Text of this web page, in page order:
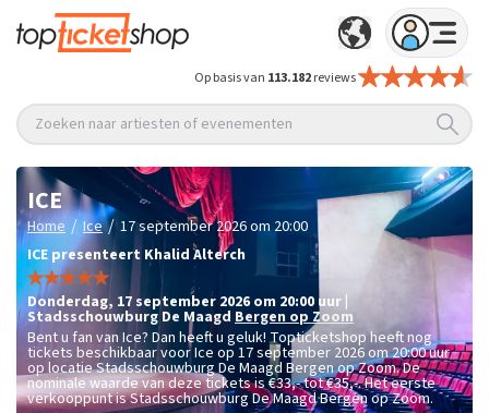
Op basis van 113.182reviews
Zoeken naar artiesten of evenementen
ICE
Home / Ice / 17 september 2026 om 20:00
ICE presenteert Khalid Alterch
donderdag, 17 september 2026 om 20:00 uur
Stadsschouwburg De Maagd Bergen op Zoom
Bent u fan van Ice? Dan heeft u geluk! Topticketshop heeft nog
tickets beschikbaar voor Ice op 17 september 2026 om 20:00 uur
op locatie Stadsschouwburg De Maagd Bergen op Zoom. De
nominale waarde van deze tickets is€33,- tot €35,-. Het eerste
verkooppunt is Stadsschouwburg De Maagd Bergen op Zoom.